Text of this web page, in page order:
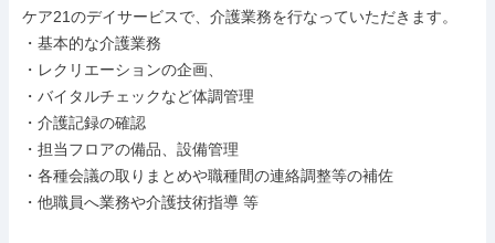
ケア21のデイサービスで、介護業務を行なっていただきます。
・基本的な介護業務
・レクリエーションの企画、
・バイタルチェックなど体調管理
・介護記録の確認
・担当フロアの備品、設備管理
・各種会議の取りまとめや職種間の連絡調整等の補佐
・他職員へ業務や介護技術指導 等